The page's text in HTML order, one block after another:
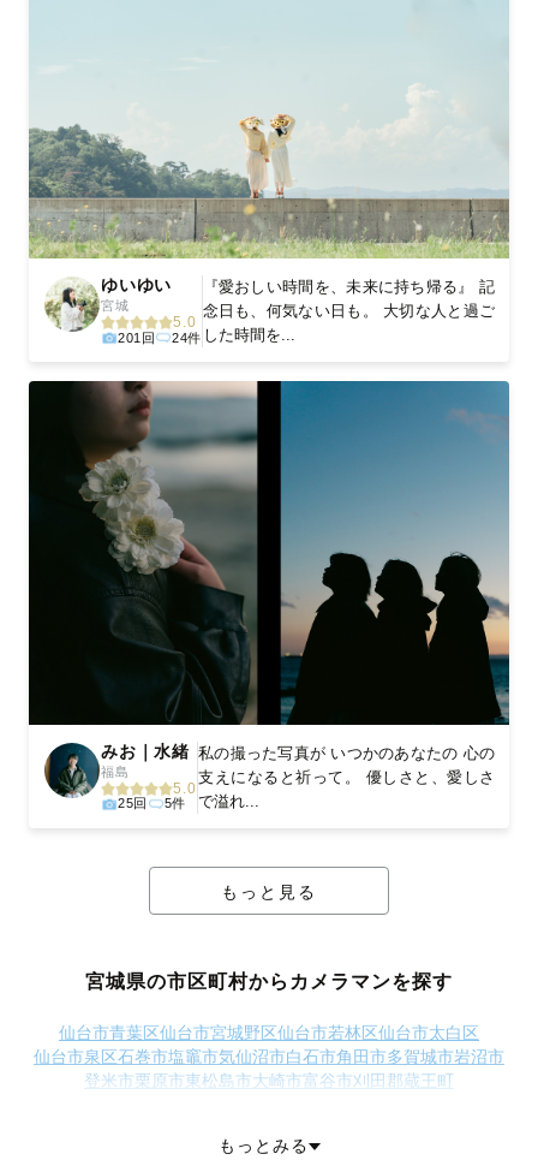
ゆいゆい
宮城
5.0
201回 24件
『愛おしい時間を、未来に持ち帰る』 記
念日も、何気ない日も。 大切な人と過ご
した時間を...
みお｜水緒
福島
5.0
25回 5件
私の撮った写真が いつかのあなたの 心の
支えになると祈って。 優しさと、愛しさ
で溢れ...
もっと見る
宮城県の市区町村からカメラマンを探す
仙台市青葉区仙台市宮城野区仙台市若林区仙台市太白区
仙台市泉区石巻市塩竈市気仙沼市白石市角田市多賀城市岩沼市
登米市栗原市東松島市大崎市富谷市刈田郡蔵王町
宮城郡七ヶ浜町宮城郡利府町
もっとみる